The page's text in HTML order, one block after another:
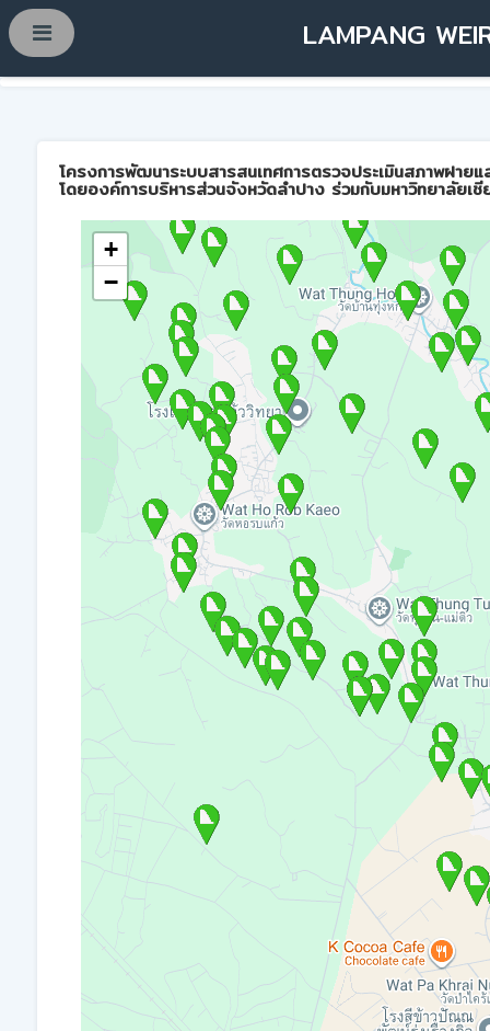
LAMPANG
โครงการพัฒนาระบบสารสนเทศการตรวจประเมินสภาพฝาย
โดยองค์การบริหารส่วนจังหวัดลำปาง ร่วมกับมหาวิทยาลัยเชี
+
−